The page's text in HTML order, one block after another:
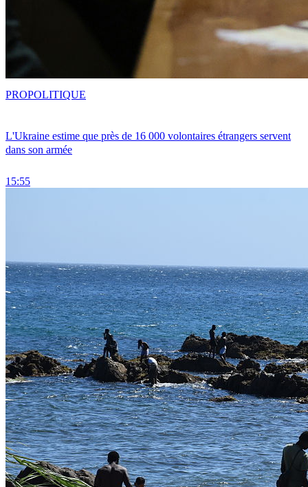
L'Ukraine estime que près de 16 000 volontaires étrangers servent
dans son armée
15:55
PROPOLITIQUE